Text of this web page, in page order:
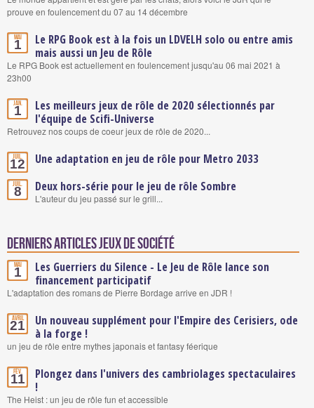
prouve en foulencement du 07 au 14 décembre
Mai
1
Le RPG Book est à la fois un LDVELH solo ou entre amis
mais aussi un Jeu de Rôle
Le RPG Book est actuellement en foulencement jusqu'au 06 mai 2021 à
23h00
Jan.
1
Les meilleurs jeux de rôle de 2020 sélectionnés par
l'équipe de Scifi-Universe
Retrouvez nos coups de coeur jeux de rôle de 2020...
Juil.
12 Une adaptation en jeu de rôle pour Metro 2033
Juil.
8 Deux hors-série pour le jeu de rôle Sombre
L'auteur du jeu passé sur le grill...
Derniers articles Jeux de société
Mai
1
Les Guerriers du Silence - Le Jeu de Rôle lance son
financement participatif
L'adaptation des romans de Pierre Bordage arrive en JDR !
Avril
21
Un nouveau supplément pour l'Empire des Cerisiers, ode
à la forge !
un jeu de rôle entre mythes japonais et fantasy féerique
Fév.
11
Plongez dans l'univers des cambriolages spectaculaires
!
The Heist : un jeu de rôle fun et accessible